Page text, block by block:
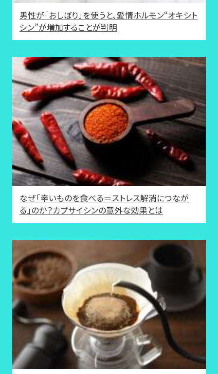
男性が「おしぼり」を使うと、愛情ホルモン“オキシト
シン”が増加することが判明
なぜ「辛いものを食べる＝ストレス解消につなが
る」のか？カプサイシンの意外な効果とは